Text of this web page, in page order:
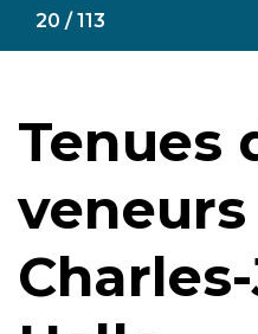
20 / 113
Tenues